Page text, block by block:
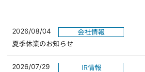
2026/08/04
会社情報
夏季休業のお知らせ
2026/07/29
IR情報